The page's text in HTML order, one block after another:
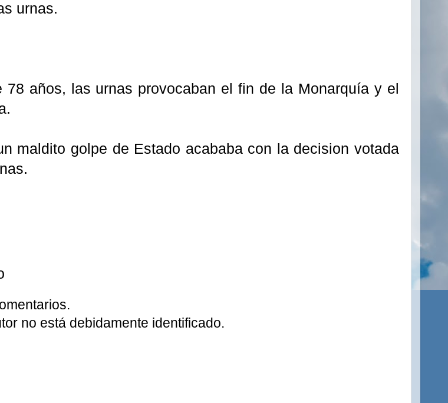
urnas.
años, las urnas provocaban el fin de la Monarquía y el
maldito golpe de Estado acababa con la decision votada
no está debidamente identificado.